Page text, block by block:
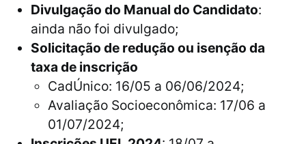
Divulgação do Manual do Candidato:
ainda não foi divulgado;
Solicitação de redução ou isenção da
taxa de inscrição
CadÚnico: 16/05 a 06/06/2024;
Avaliação Socioeconômica: 17/06 a
01/07/2024;